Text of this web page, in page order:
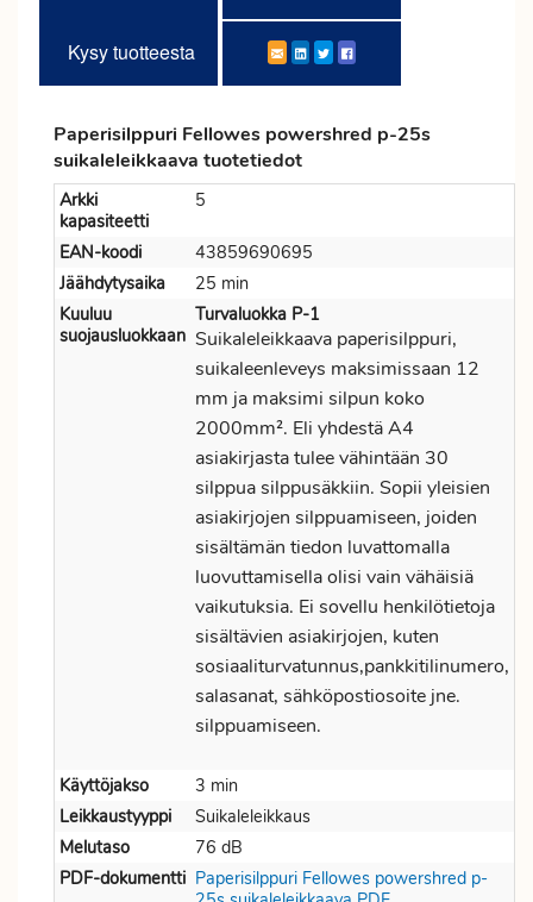
Kysy tuotteesta
Paperisilppuri Fellowes powershred p-25s
suikaleleikkaava tuotetiedot
Arkki
kapasiteetti
5
EAN-koodi
43859690695
Jäähdytysaika
25 min
Kuuluu
suojausluokkaan
Turvaluokka P-1
Suikaleleikkaava paperisilppuri,
suikaleenleveys maksimissaan 12
mm ja maksimi silpun koko
2000mm². Eli yhdestä A4
asiakirjasta tulee vähintään 30
silppua silppusäkkiin. Sopii yleisien
asiakirjojen silppuamiseen, joiden
sisältämän tiedon luvattomalla
luovuttamisella olisi vain vähäisiä
vaikutuksia. Ei sovellu henkilötietoja
sisältävien asiakirjojen, kuten
sosiaaliturvatunnus,pankkitilinumero,
salasanat, sähköpostiosoite jne.
silppuamiseen.
Käyttöjakso
3 min
Leikkaustyyppi
Suikaleleikkaus
Melutaso
76 dB
PDF-dokumentti Paperisilppuri Fellowes powershred p-